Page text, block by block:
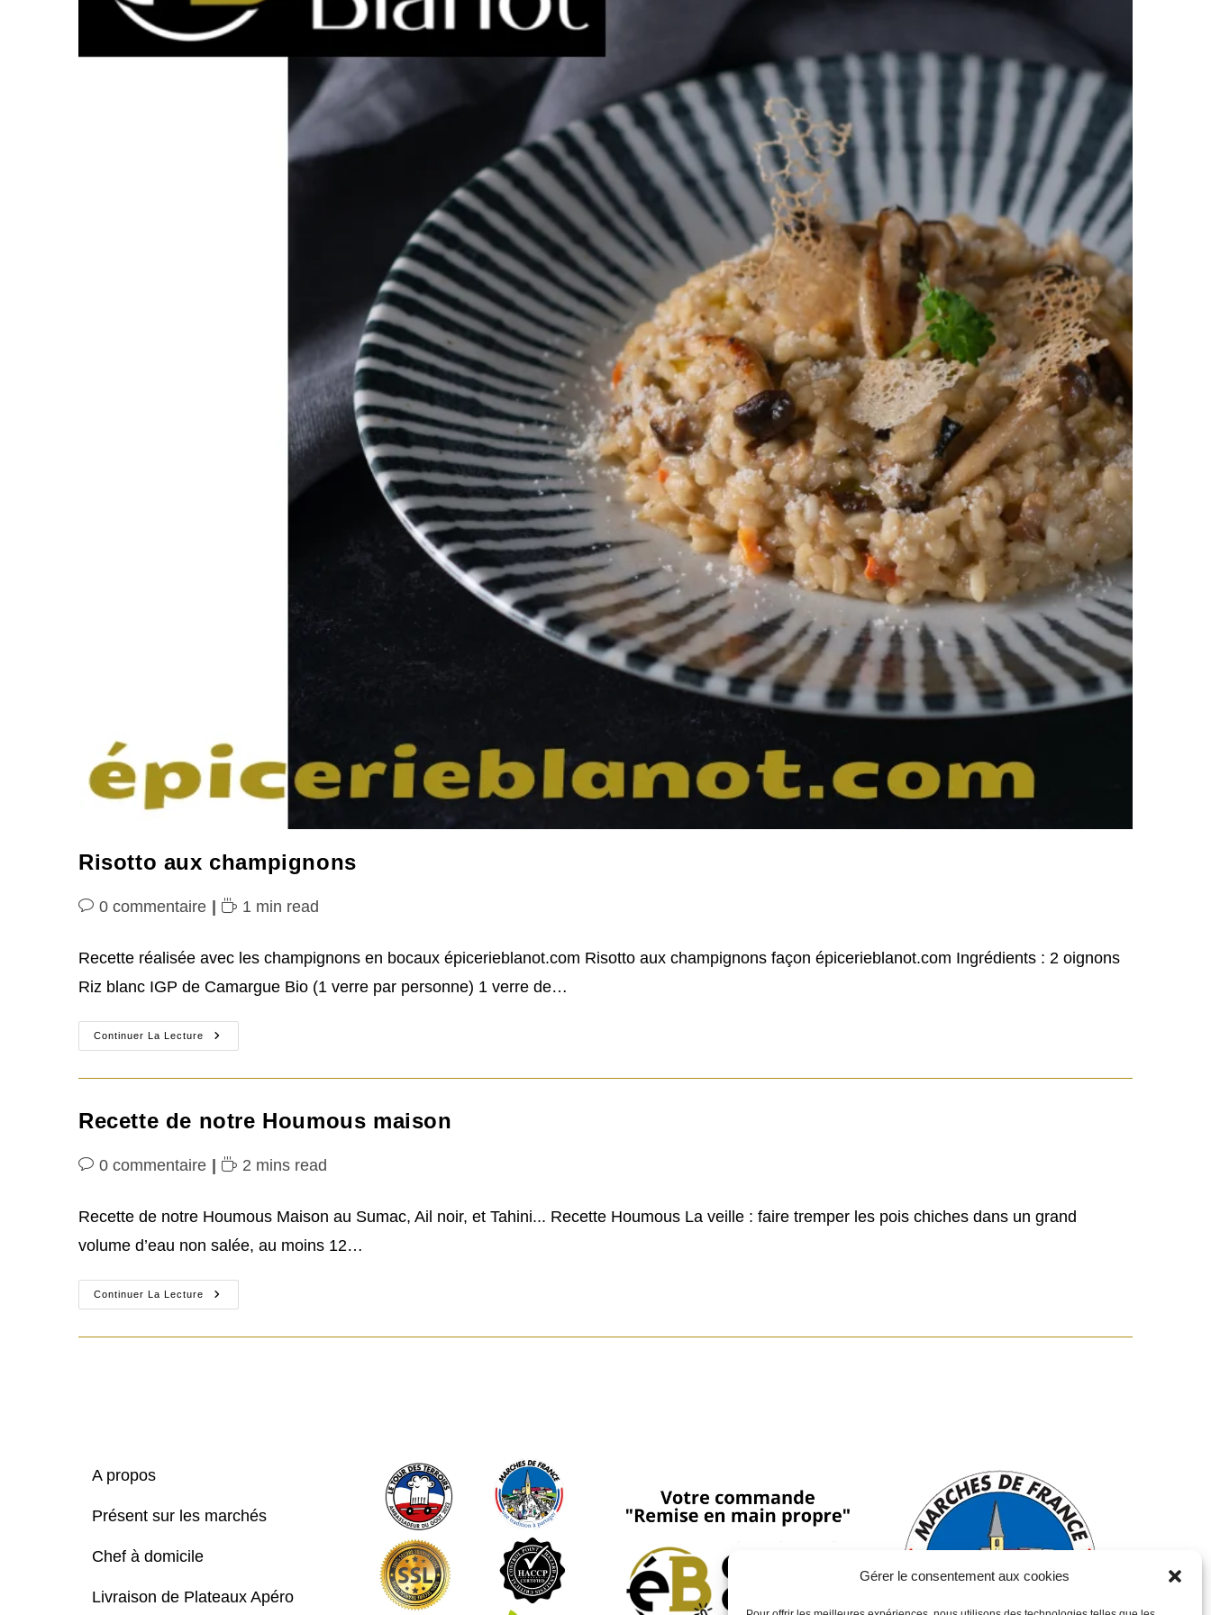
Gérer le consentement aux cookies
Risotto aux champignons
Commentaires
publication :
0 commentaire
Temps1 min read
Recette réalisée avec les champignons en bocaux épicerieblanot.com Risotto aux champignons façon épicerieblanot.com Ingrédients : 2 oignons
Riz blanc IGP de Camargue Bio (1 verre par personne) 1 verre de…
Continuer La Lecture
Risotto
Aux
Recette de notre Houmous maison
Commentaires
publication :
0 commentaire
Temps2 mins read
Recette de notre Houmous Maison au Sumac, Ail noir, et Tahini... Recette Houmous La veille : faire tremper les pois chiches dans un grand
volume d’eau non salée, au moins 12…
Continuer La Lecture
Recette
De
A propos
Présent sur les marchés
Chef à domicile
Livraison de Plateaux Apéro